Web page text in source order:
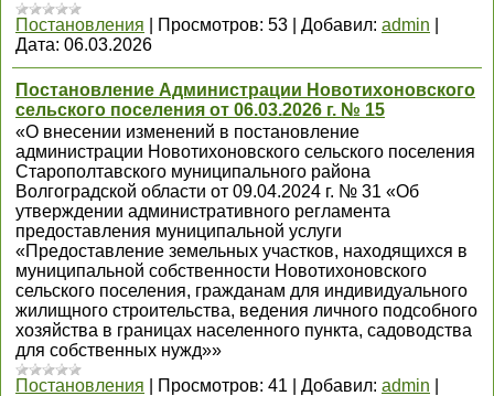
Постановления
Просмотров: 53 Добавил: admin
Дата: 06.03.2026
Постановление Администрации Новотихоновского
сельского поселения от 06.03.2026 г. № 15
«О внесении изменений в постановление
администрации Новотихоновского сельского поселения
Старополтавского муниципального района
Волгоградской области от 09.04.2024 г. № 31 «Об
утверждении административного регламента
предоставления муниципальной услуги
«Предоставление земельных участков, находящихся в
муниципальной собственности Новотихоновского
сельского поселения, гражданам для индивидуального
жилищного строительства, ведения личного подсобного
хозяйства в границах населенного пункта, садоводства
для собственных нужд»»
Постановления
Просмотров: 41 Добавил: admin